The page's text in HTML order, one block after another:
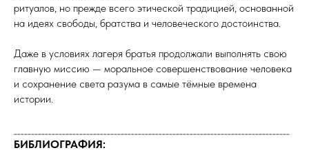
ритуалов, но прежде всего этической традицией, основанной
на идеях свободы, братства и человеческого достоинства.
Даже в условиях лагеря братья продолжали выполнять свою
главную миссию — моральное совершенствование человека
и сохранение света разума в самые тёмные времена
истории.
БИБЛИОГРАФИЯ: